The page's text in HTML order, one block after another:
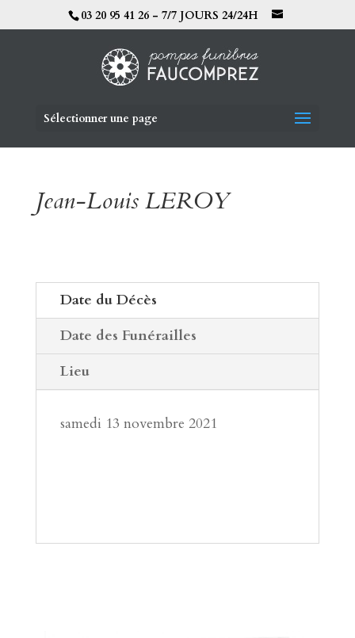
03 20 95 41 26 - 7/7 JOURS 24/24H
Sélectionner une page
Jean-Louis LEROY
Date du Décès
Date des Funérailles
Lieu
samedi 13 novembre 2021